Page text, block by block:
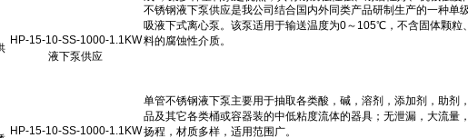
HP-15-10-SS-1000-1.1KW
液下泵供应
HP-15-10-SS-1000-1.1KW